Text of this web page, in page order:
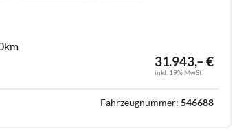
31.943,– €
inkl. 19% MwSt.
Fahrzeugnummer: 546688